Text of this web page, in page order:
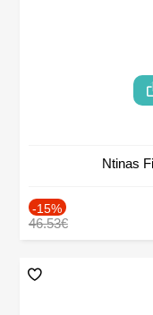
Ntinas
-15%
46.53€